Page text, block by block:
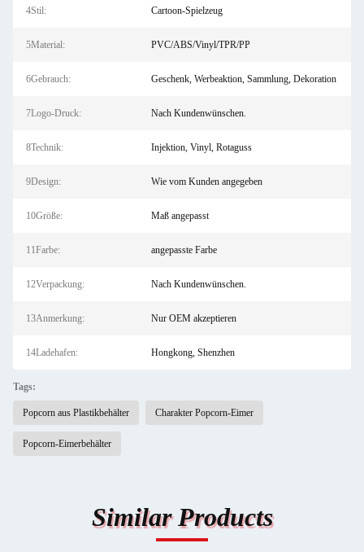
4Stil: Cartoon-Spielzeug
5Material: PVC/ABS/Vinyl/TPR/PP
6Gebrauch: Geschenk, Werbeaktion, Sammlung, Dekoration
7Logo-Druck: Nach Kundenwünschen.
8Technik: Injektion, Vinyl, Rotaguss
9Design: Wie vom Kunden angegeben
10Größe: Maß angepasst
11Farbe: angepasste Farbe
12Verpackung: Nach Kundenwünschen.
13Anmerkung: Nur OEM akzeptieren
14Ladehafen: Hongkong, Shenzhen
Tags:
Popcorn aus Plastikbehälter Charakter Popcorn-Eimer
Popcorn-Eimerbehälter
Similar Products